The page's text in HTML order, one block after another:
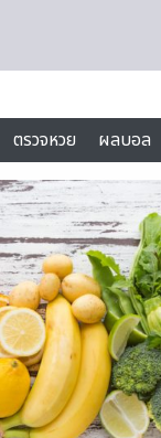
ตรวจหวย ผลบอล